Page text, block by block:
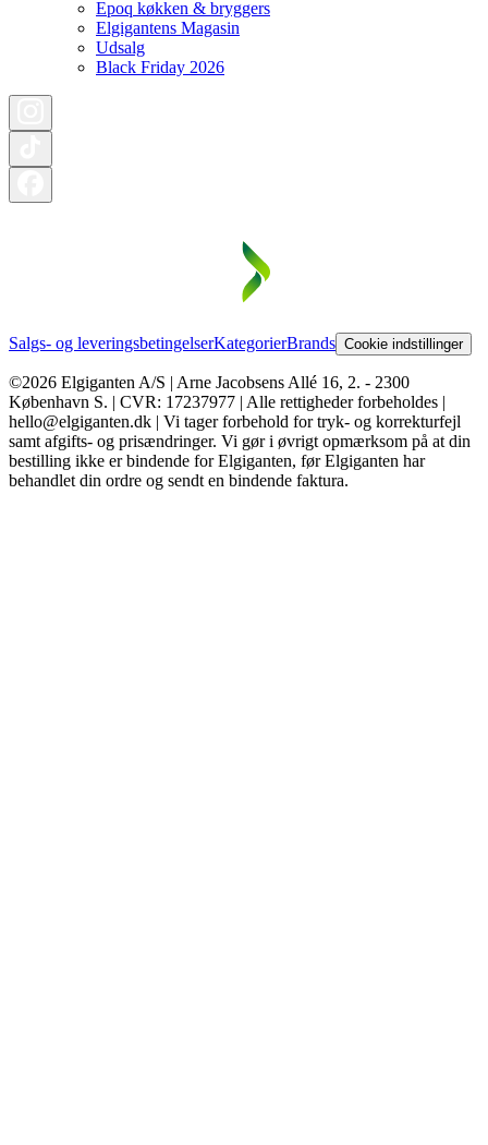
Epoq køkken & bryggers
Elgigantens Magasin
Udsalg
Black Friday 2026
Salgs- og leveringsbetingelserKategorierBrands Cookie indstillinger
©2026 Elgiganten A/S | Arne Jacobsens Allé 16, 2. - 2300
København S. | CVR: 17237977 | Alle rettigheder forbeholdes |
hello@elgiganten.dk | Vi tager forbehold for tryk- og korrekturfejl
samt afgifts- og prisændringer. Vi gør i øvrigt opmærksom på at din
bestilling ikke er bindende for Elgiganten, før Elgiganten har
behandlet din ordre og sendt en bindende faktura.